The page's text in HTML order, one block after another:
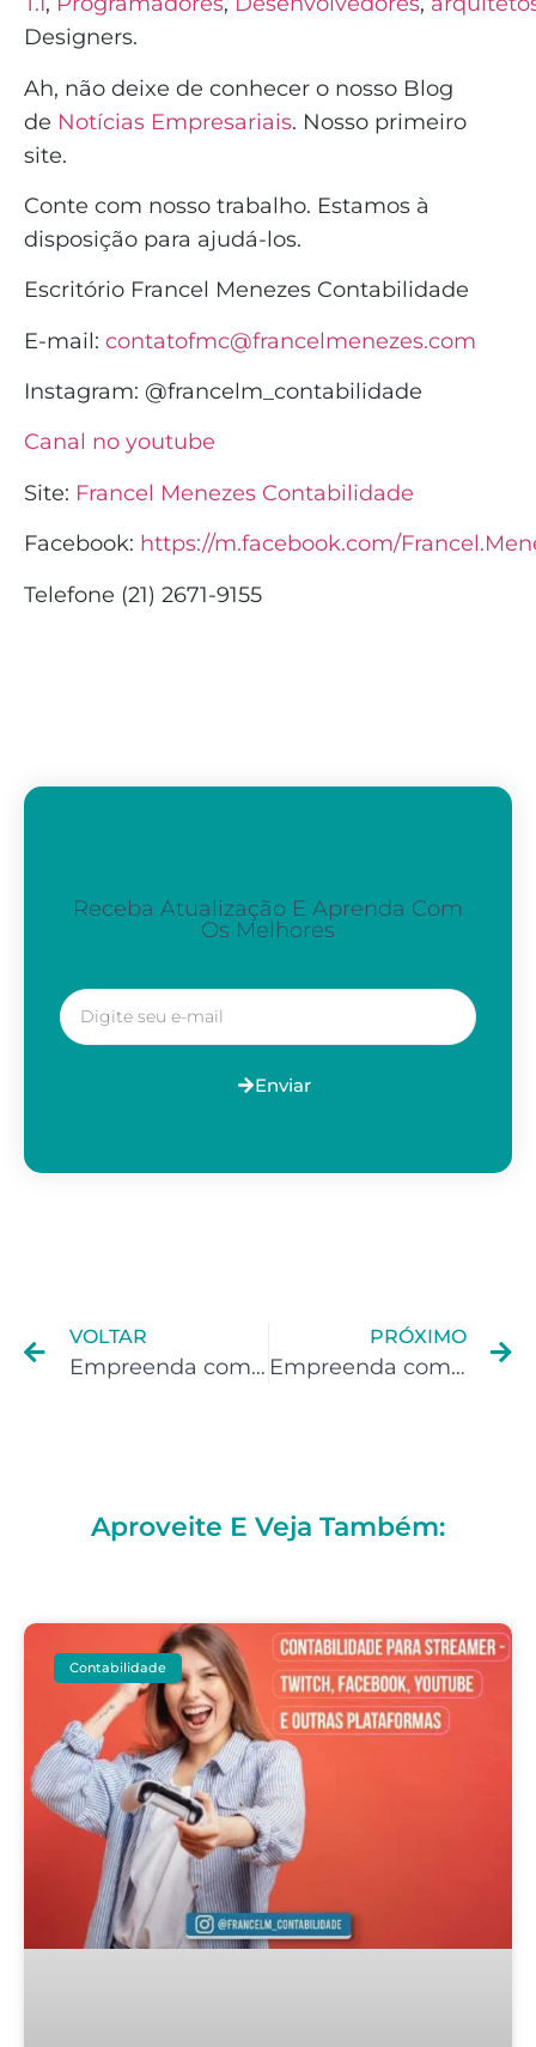
Designers.
Ah, não deixe de conhecer o nosso Blog
de Notícias Empresariais. Nosso primeiro
site.
Conte com nosso trabalho. Estamos à
disposição para ajudá-los.
Escritório Francel Menezes Contabilidade
E-mail: contatofmc@francelmenezes.com
Instagram: @francelm_contabilidade
Canal no youtube
Site: Francel Menezes Contabilidade
Facebook: https://m.facebook.com/
Telefone (21) 2671-9155
Receba Atualização E Aprenda Com
Os Melhores
Enviar
VOLTAR
Empreenda como Psicólogo
PRÓXIMO
Empreenda como Freelancer
Aproveite E Veja Também:
Contabilidade